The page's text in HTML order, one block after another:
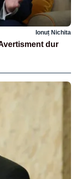
Ionuț Nichita
dur